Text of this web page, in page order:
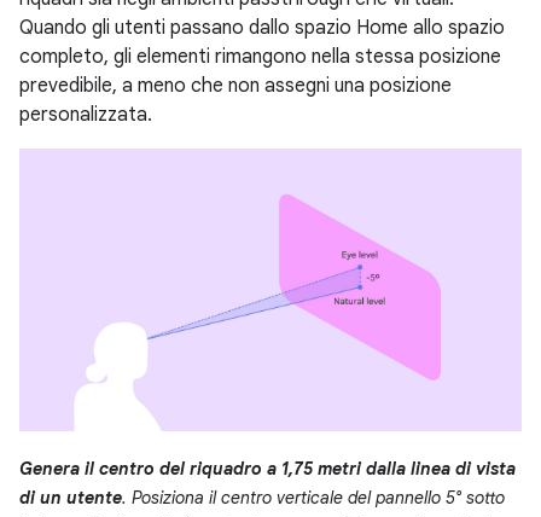
Quando gli utenti passano dallo spazio Home allo spazio
completo, gli elementi rimangono nella stessa posizione
prevedibile, a meno che non assegni una posizione
personalizzata.
Genera il centro del riquadro a 1,75 metri dalla linea di vista
di un utente. Posiziona il centro verticale del pannello 5° sotto